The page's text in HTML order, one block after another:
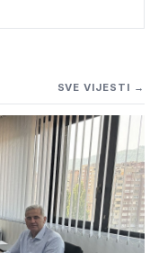
SVE VIJESTI →